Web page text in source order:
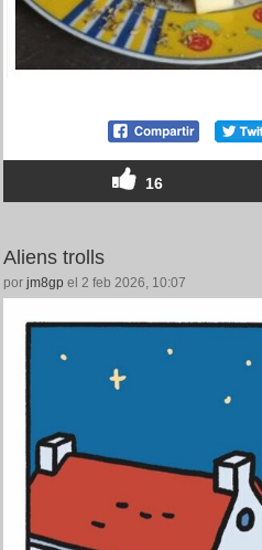
16
Aliens trolls
por jm8gp el 2 feb 2026, 10:07